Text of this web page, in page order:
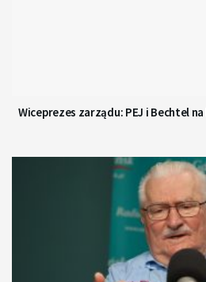
Wiceprezes zarządu: PEJ i Bechtel